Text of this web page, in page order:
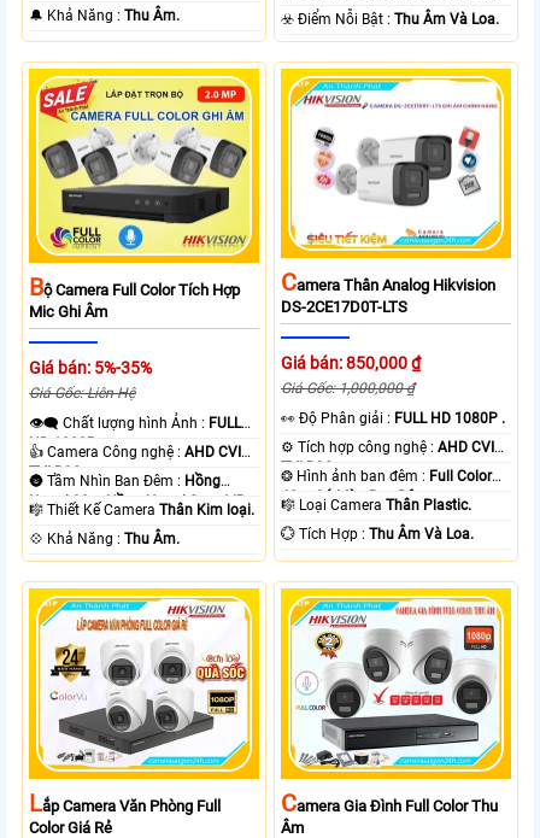
️🔔 Khả Năng :Thu Âm.
️☣️ Điểm Nỗi Bật :Thu Âm Và Loa.
BỘ Camera Full Color Tích Hợp
Mic Ghi Âm
Giá bán: 5%-35%
Giá Gốc: Liên Hệ
👁️‍🗨 Chất lượng hình Ảnh : FULL
HD 1080P .
👍 Camera Công nghệ :AHD CVI
TVI BCS.
🌚 Tầm Nhìn Ban Đêm : Hồng
Ngoại 30m Hồng Ngoại Smart IR.
🎼️ Thiết Kế CameraThân Kim loại.
️💠 Khả Năng :Thu Âm.
CAmera Thân Analog Hikvision
DS-2CE17D0T-LTS
Giá bán: 850,000 ₫
Giá Gốc: 1,000,000 ₫
️👀 Độ Phân giải : FULL HD 1080P .
⚙ Tích hợp công nghệ :AHD CVI
TVI BCS.
❂ Hình ảnh ban đêm : Full Color
40m Có Màu Ban Ðêm.
🎼️ Loại CameraThân Plastic.
️💮 Tích Hợp :Thu Âm Và Loa.
LẮp Camera Văn Phòng Full
Color Giá Rẻ
CAmera Gia Đình Full Color Thu
Âm